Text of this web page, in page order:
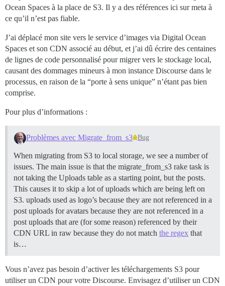
Ocean Spaces à la place de S3. Il y a des références ici sur meta à
ce qu’il n’est pas fiable.
J’ai déplacé mon site vers le service d’images via Digital Ocean
Spaces et son CDN associé au début, et j’ai dû écrire des centaines
de lignes de code personnalisé pour migrer vers le stockage local,
causant des dommages mineurs à mon instance Discourse dans le
processus, en raison de la “porte à sens unique” n’étant pas bien
comprise.
Pour plus d’informations :
Problèmes avec Migrate_from_s3 Bug
When migrating from S3 to local storage, we see a number of
issues. The main issue is that the migrate_from_s3 rake task is
not taking the Uploads table as a starting point, but the posts.
This causes it to skip a lot of uploads which are being left on
S3. uploads used as logo’s because they are not referenced in a
post uploads for avatars because they are not referenced in a
post uploads that are (for some reason) referenced by their
CDN URL in raw because they do not match the regex that
is…
Vous n’avez pas besoin d’activer les téléchargements S3 pour
utiliser un CDN pour votre Discourse. Envisagez d’utiliser un CDN